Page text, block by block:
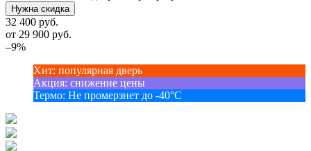
Нужна скидка
32 400 руб.
от 29 900 руб.
–9%
Хит: популярная дверь
Акция: снижение цены
Термо: Не промерзнет до -40°С